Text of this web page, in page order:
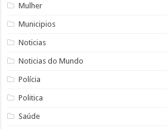
Mulher
Municipios
Noticias
Noticias do Mundo
Polícia
Politica
Saúde